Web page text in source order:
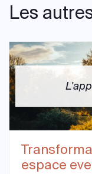
Les
espace